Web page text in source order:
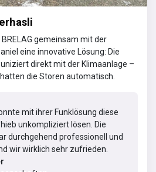
gemeinsam mit der
eine innovative Lösung: Die
direkt mit der Klimaanlage –
die Storen automatisch.
mit ihrer Funklösung diese
unkompliziert lösen. Die
durchgehend professionell und
wir wirklich sehr zufrieden.